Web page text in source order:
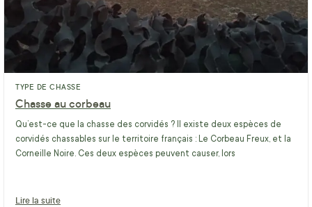
TYPE DE CHASSE
Chasse au corbeau
Qu’est-ce que la chasse des corvidés ? Il existe deux espèces de
corvidés chassables sur le territoire français : Le Corbeau Freux, et la
Corneille Noire. Ces deux espèces peuvent causer, lors
Lire la suite